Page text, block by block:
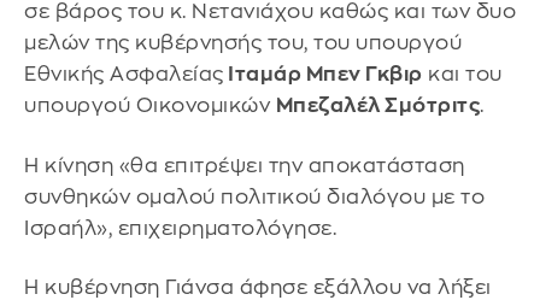
σε βάρος του κ. Νετανιάχου καθώς και των δυο
μελών της κυβέρνησής του, του υπουργού
Εθνικής Ασφαλείας Ιταμάρ Μπεν Γκβιρ και του
υπουργού Οικονομικών Μπεζαλέλ Σμότριτς.
Η κίνηση «θα επιτρέψει την αποκατάσταση
συνθηκών ομαλού πολιτικού διαλόγου με το
Ισραήλ», επιχειρηματολόγησε.
Η κυβέρνηση Γιάνσα άφησε εξάλλου να λήξει